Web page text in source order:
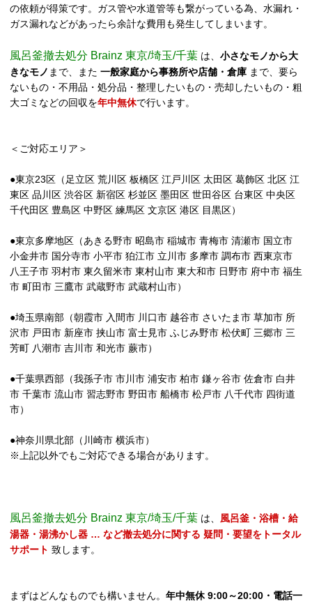
の依頼が得策です。ガス管や水道管等も繋がっている為、水漏れ・
ガス漏れなどがあったら余計な費用も発生してしまいます。
風呂釜撤去処分 Brainz 東京/埼玉/千葉 は、 小さなモノから大
きなモノ まで、また 一般家庭から事務所や店舗・倉庫 まで、要ら
ないもの・不用品・処分品・整理したいもの・売却したいもの・粗
大ゴミなどの回収を年中無休で行います。
＜ご対応エリア＞
●東京23区（足立区 荒川区 板橋区 江戸川区 太田区 葛飾区 北区 江
東区 品川区 渋谷区 新宿区 杉並区 墨田区 世田谷区 台東区 中央区
千代田区 豊島区 中野区 練馬区 文京区 港区 目黒区）
●東京多摩地区（あきる野市 昭島市 稲城市 青梅市 清瀬市 国立市
小金井市 国分寺市 小平市 狛江市 立川市 多摩市 調布市 西東京市
八王子市 羽村市 東久留米市 東村山市 東大和市 日野市 府中市 福生
市 町田市 三鷹市 武蔵野市 武蔵村山市）
●埼玉県南部（朝霞市 入間市 川口市 越谷市 さいたま市 草加市 所
沢市 戸田市 新座市 挟山市 富士見市 ふじみ野市 松伏町 三郷市 三
芳町 八潮市 吉川市 和光市 蕨市）
●千葉県西部（我孫子市 市川市 浦安市 柏市 鎌ヶ谷市 佐倉市 白井
市 千葉市 流山市 習志野市 野田市 船橋市 松戸市 八千代市 四街道
市）
●神奈川県北部（川崎市 横浜市）
※上記以外でもご対応できる場合があります。
風呂釜撤去処分 Brainz 東京/埼玉/千葉 は、 風呂釜・浴槽・給
湯器・湯沸かし器 … など撤去処分に関する 疑問・要望をトータル
サポート 致します。
まずはどんなものでも構いません。 年中無休 9:00～20:00・電話一